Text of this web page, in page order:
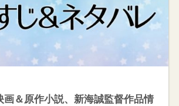
画＆原作小説、新海誠監督作品情